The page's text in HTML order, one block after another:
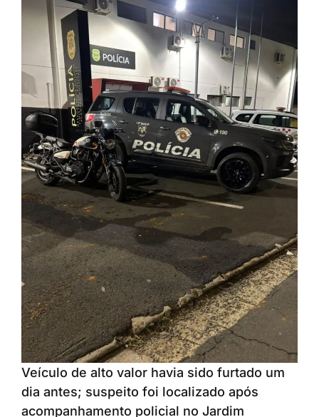
Veículo de alto valor havia sido furtado um
dia antes; suspeito foi localizado após
acompanhamento policial no Jardim